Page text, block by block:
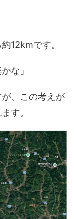
12kmです。
な」
、この考えが
す。